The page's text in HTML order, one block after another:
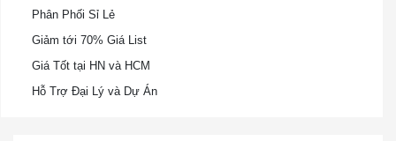
Phân Phối Sỉ Lẻ
Giảm tới 70% Giá List
Giá Tốt tại HN và HCM
Hỗ Trợ Đại Lý và Dự Án